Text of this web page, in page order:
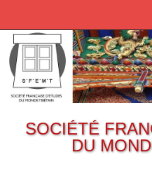
SOCIÉTÉ
DU